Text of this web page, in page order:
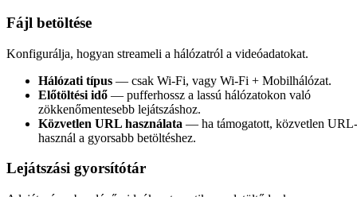
Fájl betöltése
Konfigurálja, hogyan streameli a hálózatról a videóadatokat.
Hálózati típus — csak Wi-Fi, vagy Wi-Fi + Mobilhálózat.
Előtöltési idő — pufferhossz a lassú hálózatokon való
zökkenőmentesebb lejátszáshoz.
Közvetlen URL használata — ha támogatott, közvetlen
használ a gyorsabb betöltéshez.
Lejátszási gyorsítótár